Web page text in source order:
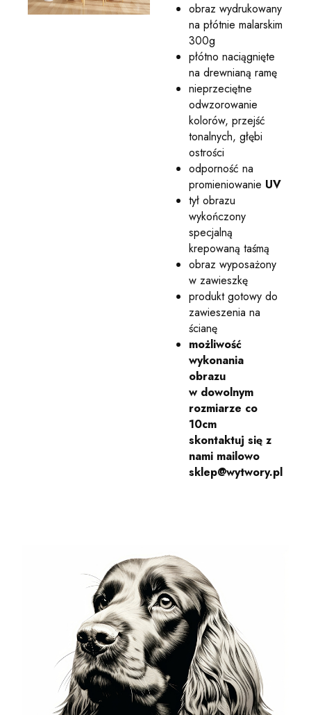
obraz wydrukowany
na płótnie malarskim
300g
płótno naciągnięte
na drewnianą ramę
nieprzeciętne
odwzorowanie
kolorów, przejść
tonalnych, głębi
ostrości
odporność na
promieniowanie UV
tył obrazu
wykończony
specjalną
krepowaną taśmą
obraz wyposażony
w zawieszkę
produkt gotowy do
zawieszenia na
ścianę
możliwość
wykonania
obrazu
w dowolnym
rozmiarze co
10cm
skontaktuj się z
nami mailowo
sklep@wytwory.pl